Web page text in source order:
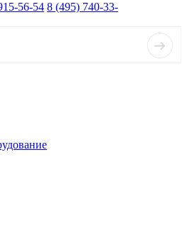
56-54 8 (495) 740-33-